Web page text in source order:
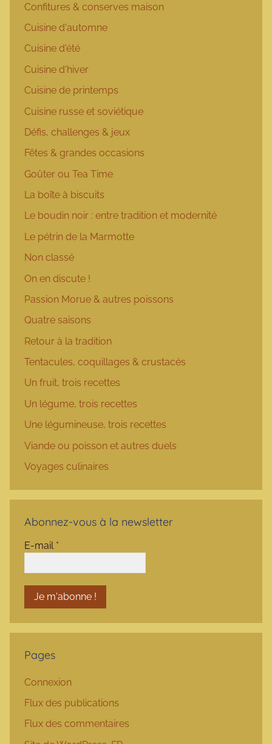
Confitures & conserves maison
Cuisine d'automne
Cuisine d'été
Cuisine d'hiver
Cuisine de printemps
Cuisine russe et soviétique
Défis, challenges & jeux
Fêtes & grandes occasions
Goûter ou Tea Time
La boîte à biscuits
Le boudin noir : entre tradition et modernité
Le pétrin de la Marmotte
Non classé
On en discute !
Passion Morue & autres poissons
Quatre saisons
Retour à la tradition
Tentacules, coquillages & crustacés
Un fruit, trois recettes
Un légume, trois recettes
Une légumineuse, trois recettes
Viande ou poisson et autres duels
Voyages culinaires
Abonnez-vous à la newsletter
E-mail *
Pages
Connexion
Flux des publications
Flux des commentaires